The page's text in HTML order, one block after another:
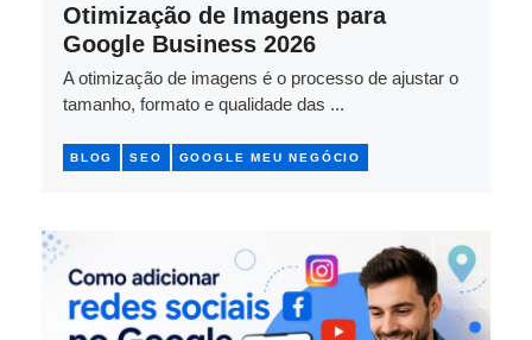
Otimização de Imagens para
Google Business 2026
A otimização de imagens é o processo de ajustar o
tamanho, formato e qualidade das ...
BLOG SEO GOOGLE MEU NEGÓCIO